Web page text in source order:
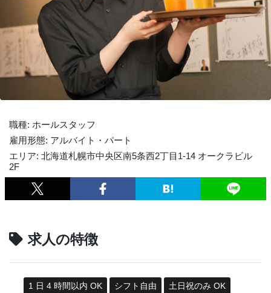
職種: ホールスタッフ
雇用形態: アルバイト・パート
エリア: 北海道札幌市中央区南5条西2丁目1-14 オークラビル
2F
求人の特徴
1 日 4 時間以内 OK シフト自由 土日祝のみ OK